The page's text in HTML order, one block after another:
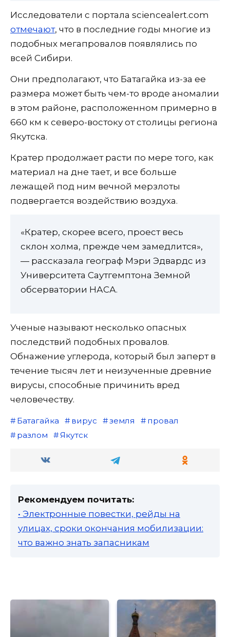
Исследователи с портала sciencealert.com
отмечают, что в последние годы многие из
подобных мегапровалов появлялись по
всей Сибири.
Они предполагают, что Батагайка из-за ее
размера может быть чем-то вроде аномалии
в этом районе, расположенном примерно в
660 км к северо-востоку от столицы региона
Якутска.
Кратер продолжает расти по мере того, как
материал на дне тает, и все больше
лежащей под ним вечной мерзлоты
подвергается воздействию воздуха.
«Кратер, скорее всего, проест весь
склон холма, прежде чем замедлится»,
— рассказала географ Мэри Эдвардс из
Университета Саутгемптона Земной
обсерватории НАСА.
Ученые называют несколько опасных
последствий подобных провалов.
Обнажение углерода, который был заперт в
течение тысяч лет и неизученные древние
вирусы, способные причинить вред
человечеству.
Батагайка вирус земля
провал
разлом
Якутск
Рекомендуем почитать:
• Электронные повестки, рейды на
улицах, сроки окончания мобилизации:
что важно знать запасникам